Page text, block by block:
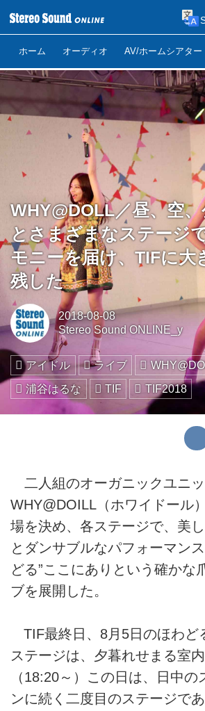
ホーム オーディオ AV/ホームシアター
WHY@DOLL／昼、空
とさまざまなステージ
モニーを届け、TIFに大
残した
2018-08-08
Stereo Sound ONLINE_y
アイドル ライブ
浦谷はるな
TIF TIF2018
二人組のオーガニックユニッ
WHY@DOILL（ホワイドール
場を決め、各ステージで、美
とダンサブルなパフォーマン
どる”ここにありという確かな
ブを展開した。
TIF最終日、8月5日のほわど
ステージは、夕暮れせまる室
（18:20～）この日は、日中
ンに続く二度目のステージで